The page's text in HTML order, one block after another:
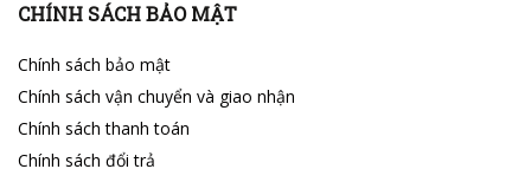
CHÍNH SÁCH BẢO MẬT
Chính sách bảo mật
Chính sách vận chuyển và giao nhận
Chính sách thanh toán
Chính sách đổi trả